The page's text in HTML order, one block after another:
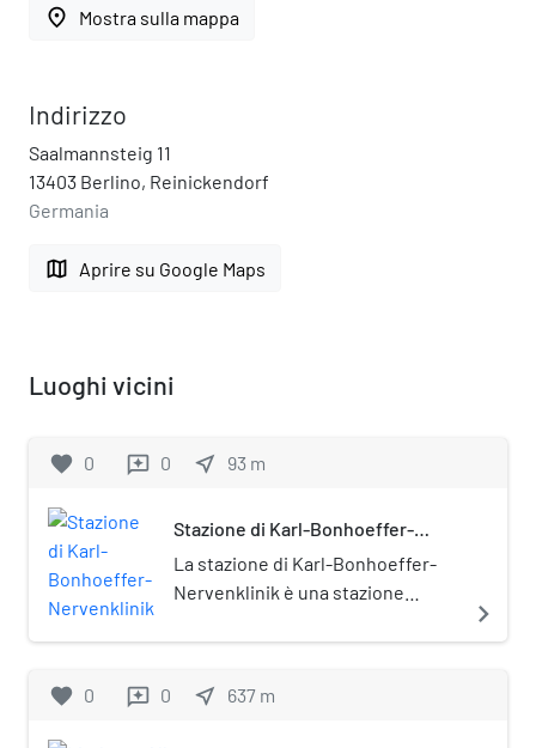
place Mostra sulla mappa
Indirizzo
Saalmannsteig 11
13403 Berlino, Reinickendorf
Germania
map Aprire su Google Maps
Luoghi vicini
favorite 0 reviews 0 near_me 93 m
Stazione di Karl-Bonhoeffer-
La stazione di Karl-Bonhoeffer-
Nervenklinik è una stazione
quartiere di Reinickendorf. È
(Denkmalschutz).
navigate_next
favorite 0 reviews 0 near_me 637 m